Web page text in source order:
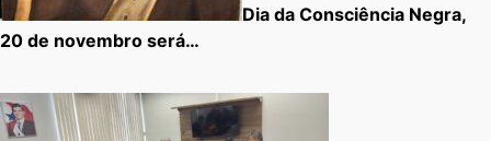
Dia da Consciência Negra,
20 de novembro será…